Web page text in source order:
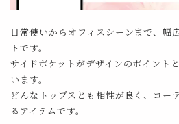
日常使いからオフィスシーンまで、幅
トです。
サイドポケットがデザインのポイント
います。
どんなトップスとも相性が良く、コー
るアイテムです。